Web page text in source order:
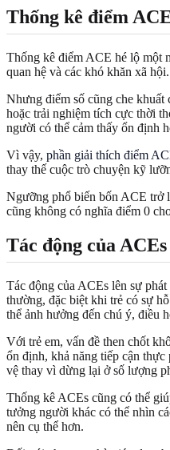
Thống kê điểm
Thống kê điểm ACE hé lộ một
quan hệ và các khó khăn xã
Nhưng điểm số cũng che
hoặc trải nghiệm tích cực thời
người có thể cảm thấy ổn định
Vì vậy, phần giải thích điểm
thay thế cuộc trò chuyện kỹ
Ngưỡng phổ biến bốn ACE trở
cũng không có nghĩa điểm 0
Tác động của
Tác động của ACEs lên sự
thường, đặc biệt khi trẻ có sự
thể ảnh hưởng đến chú ý, điều
Với trẻ em, vấn đề then chốt
ổn định, khả năng tiếp cận
vệ thay vì dừng lại ở số lượng
Thống kê ACEs cũng có thể
tưởng người khác có thể nhìn
nên cụ thể hơn.